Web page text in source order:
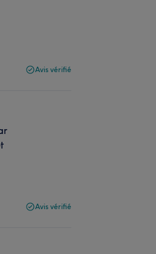
Avis vérifié
Avis vérifié